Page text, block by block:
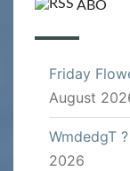
ABO
Friday
August
WmdedgT
2026